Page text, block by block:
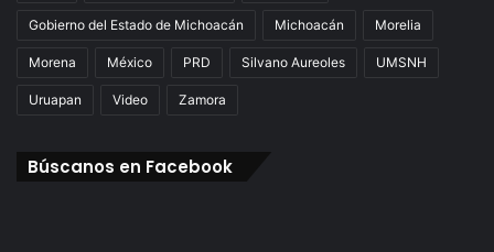
Gobierno del Estado de Michoacán Michoacán Morelia
Morena México PRD Silvano Aureoles UMSNH
Uruapan Video Zamora
Búscanos en Facebook